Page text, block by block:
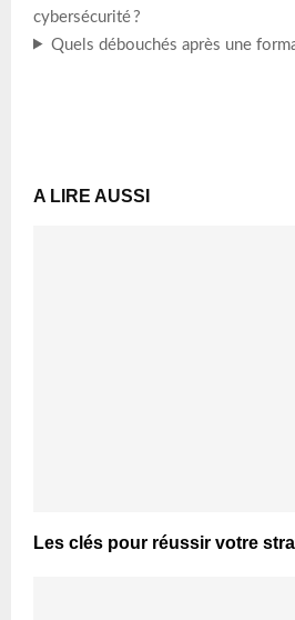
cybersécurité ?
Quels débouchés après une
A LIRE AUSSI
Les clés pour réussir votre